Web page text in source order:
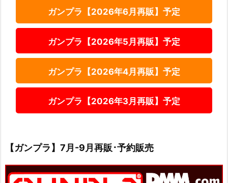
ガンプラ【2026年6月再販】予定
ガンプラ【2026年5月再販】予定
ガンプラ【2026年4月再販】予定
ガンプラ【2026年3月再販】予定
【ガンプラ】7月-9月再販･予約販売